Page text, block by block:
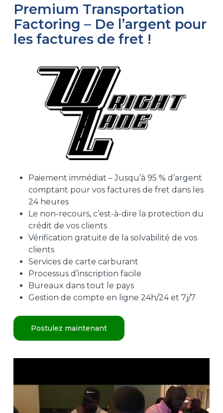
Premium Transportation
Factoring – De l’argent pour
les factures de fret !
Paiement immédiat – Jusqu’à 95 % d’argent
comptant pour vos factures de fret dans les
24 heures
Le non-recours, c’est-à-dire la protection du
crédit de vos clients
Vérification gratuite de la solvabilité de vos
clients
Services de carte carburant
Processus d’inscription facile
Bureaux dans tout le pays
Gestion de compte en ligne 24h/24 et 7j/7
Postulez maintenant